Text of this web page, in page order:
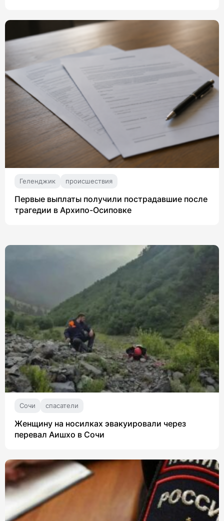
Геленджик происшествия
Первые выплаты получили пострадавшие после
трагедии в Архипо-Осиповке
Сочи спасатели
Женщину на носилках эвакуировали через
перевал Аишхо в Сочи